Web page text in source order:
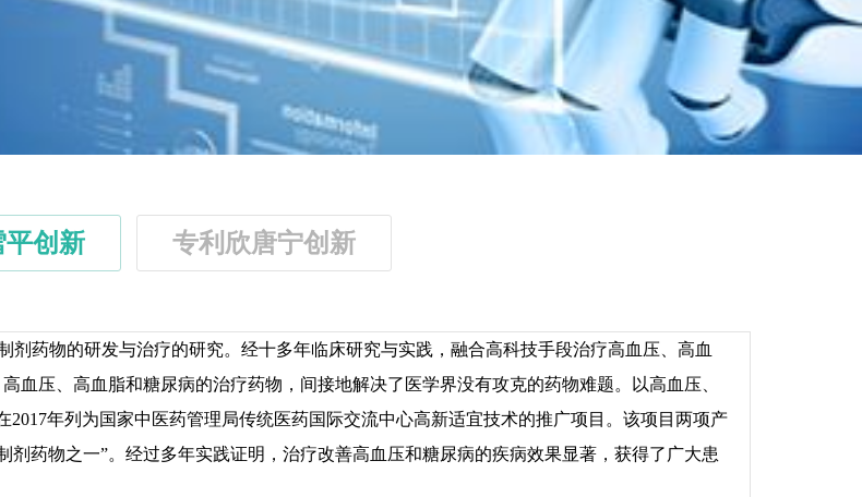
平创新 专利欣唐宁创新
药物的研发与治疗的研究。经十多年临床研究与实践，融合高科技手段治疗高血压、高血
血压、高血脂和糖尿病的治疗药物，间接地解决了医学界没有攻克的药物难题。以高血压、
2017年列为国家中医药管理局传统医药国际交流中心高新适宜技术的推广项目。该项目两项产
药物之一”。经过多年实践证明，治疗改善高血压和糖尿病的疾病效果显著，获得了广大患